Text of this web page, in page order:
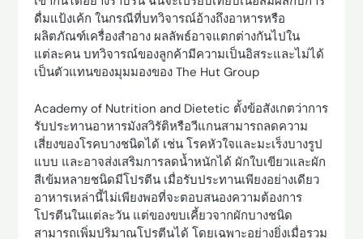
ดื่มแป้งเค้ก ในกรณีที่บทวิจารณ์อ้างถึงอาหารหรือ
ผลิตภัณฑ์เครื่องสำอาง ผลลัพธ์อาจแตกต่างกันไปใน
แต่ละคน บทวิจารณ์ของลูกค้ามีความเป็นอิสระและไม่ได้
เป็นตัวแทนของมุมมองของ The Hut Group
Academy of Nutrition and Dietetic ตั้งข้อสังเกตว่าการ
รับประทานอาหารมังสวิรัติหรือวีแกนสามารถลดความ
เสี่ยงของโรคบางชนิดได้ เช่น โรคหัวใจและมะเร็งบางรูป
แบบ และอาจส่งเสริมการลดน้ำหนักได้ ผักใบเขียวและผัก
สีเข้มหลายชนิดมีโปรตีน เมื่อรับประทานเพียงอย่างเดียว
อาหารเหล่านี้ไม่เพียงพอที่จะตอบสนองความต้องการ
โปรตีนในแต่ละวัน แต่ของขบเคี้ยวจากผักบางชนิด
สามารถเพิ่มปริมาณโปรตีนได้ โดยเฉพาะอย่างยิ่งเมื่อรวม